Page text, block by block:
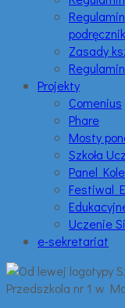
Zasady
Projekty
Comenius
Phare
Mosty
Szkoła
Panel
Festiwal
Uczenie
e-sekretariat